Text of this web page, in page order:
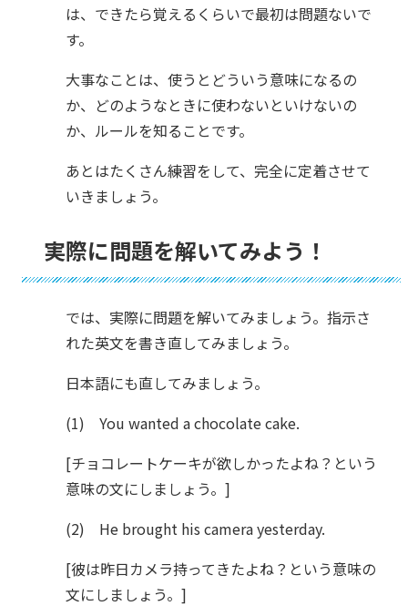
は、できたら覚えるくらいで最初は問題ないで
す。
大事なことは、使うとどういう意味になるの
か、どのようなときに使わないといけないの
か、ルールを知ることです。
あとはたくさん練習をして、完全に定着させて
いきましょう。
実際に問題を解いてみよう！
では、実際に問題を解いてみましょう。指示さ
れた英文を書き直してみましょう。
日本語にも直してみましょう。
(1) You wanted a chocolate cake.
[チョコレートケーキが欲しかったよね？という
意味の文にしましょう。]
(2) He brought his camera yesterday.
[彼は昨日カメラ持ってきたよね？という意味の
文にしましょう。]